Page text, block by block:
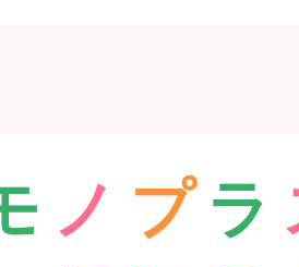
ノ プ ラ